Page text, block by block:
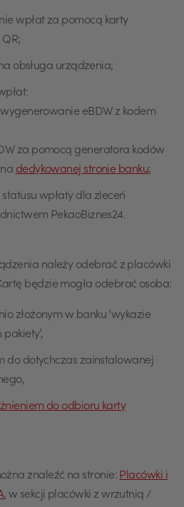
wpłat za pomocą karty
obsługa urządzenia;
eBDW z kodem
za pomocą generatora kodów
dedykowanej stronie banku;
wpłaty dla zleceń
PekaoBiznes24.
należy odebrać z placówki
będzie mogła odebrać osoba:
złożonym w banku ‘wykazie
do dotychczas zainstalowanej
do odbioru karty
znaleźć na stronie: Placówki i
w sekcji placówki z wrzutnią /